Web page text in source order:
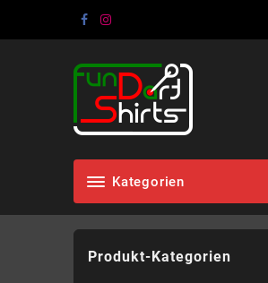
Kategorien
Produkt-Kategorien